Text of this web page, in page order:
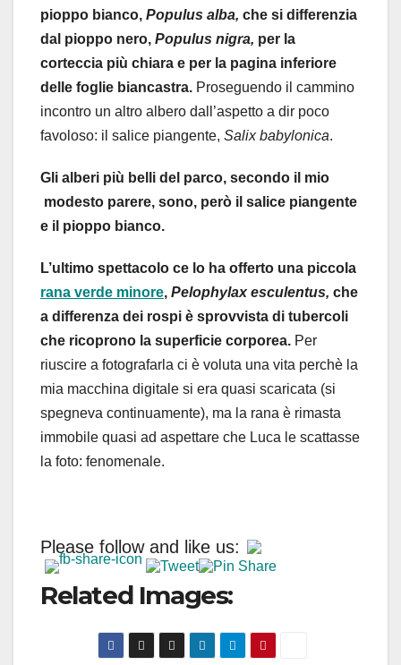
pioppo bianco, Populus alba, che si differenzia
dal pioppo nero, Populus nigra, per la
corteccia più chiara e per la pagina inferiore
delle foglie biancastra. Proseguendo il cammino
incontro un altro albero dall’aspetto a dir poco
favoloso: il salice piangente, Salix babylonica.
Gli alberi più belli del parco, secondo il mio
modesto parere, sono, però il salice piangente
e il pioppo bianco.
L’ultimo spettacolo ce lo ha offerto una piccola
rana verde minore, Pelophylax esculentus, che
a differenza dei rospi è sprovvista di tubercoli
che ricoprono la superficie corporea. Per
riuscire a fotografarla ci è voluta una vita perchè la
mia macchina digitale si era quasi scaricata (si
spegneva continuamente), ma la rana è rimasta
immobile quasi ad aspettare che Luca le scattasse
la foto: fenomenale.
Please follow and like us:
Related Images: